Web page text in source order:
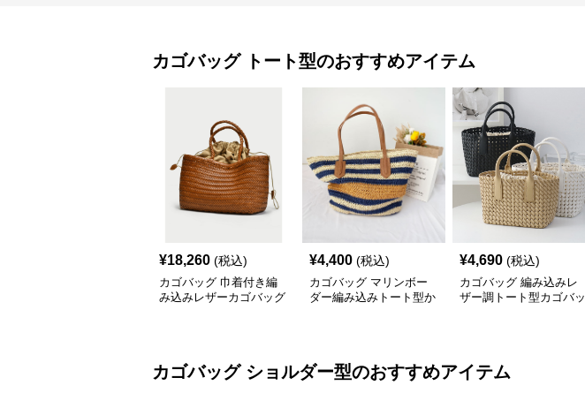
カゴバッグ トート型のおすすめアイテム
¥18,260 (税込)
カゴバッグ 巾着付き編
み込みレザーカゴバッグ
¥4,400 (税込)
カゴバッグ マリンボー
ダー編み込みトート型か
¥4,690 (税込)
カゴバッグ 編み込みレ
ザー調トート型カゴバッ
カゴバッグ ショルダー型のおすすめアイテム